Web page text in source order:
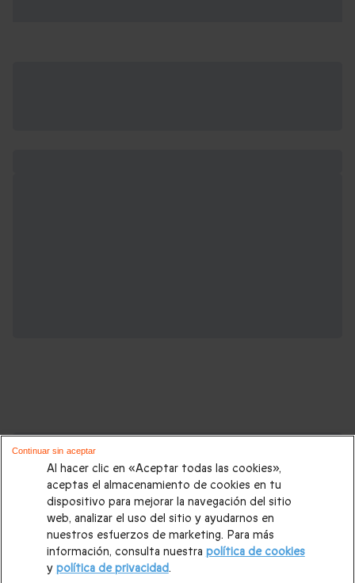
Cajas regalo que podrían interesarte:
Regalos Navidad |Regalos para hombre Navidad|
para mujer Navidad|Regalos de Reyes|Regalos de boda
Regalos de cumpleaños| Regalos para mujer|Regalos para
hombre|Paradores de Turismo|Casas rurales|Entradas
Al hacer clic en «Aceptar todas las cookies»,
aceptas el almacenamiento de cookies en tu
dispositivo para mejorar la navegación del sitio
web, analizar el uso del sitio y ayudarnos en
nuestros esfuerzos de marketing. Para más
información, consulta nuestra política de cookies
y política de privacidad.
Continuar sin aceptar